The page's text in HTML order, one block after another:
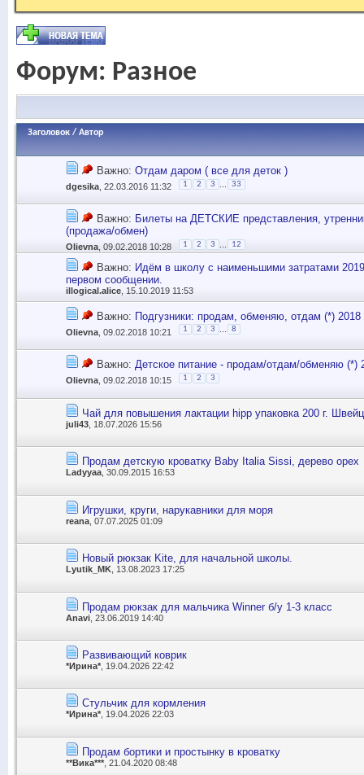
Форум: Разное
Заголовок / Автор
Важно: Отдам даром ( все для деток )
dgesika , 22.03.2016 11:32 1 2 3 33
Важно: Билеты на ДЕТСКИЕ представления,
(продажа/обмен)
Olievna , 09.02.2018 10:28 1 2 3 12
Важно: Идём в школу с наименьшими затратами
первом сообщении.
illogical.alice , 15.10.2019 11:53
Важно: Подгузники: продам, обменяю, отдам (*) 2018
Olievna , 09.02.2018 10:21 1 2 3 ... 8
Важно: Детское питание - продам/отдам/обменяю (*)
Olievna , 09.02.2018 10:15 1 2 3
Чай для повышения лактации hipp упаковка 200 г.
juli43 , 18.07.2026 15:56
Продам детскую кроватку Baby Italia Sissi, дерево орех
Ladyyaa , 30.09.2015 16:53
Игрушки, круги, нарукавники для моря
reana , 07.07.2025 01:09
Новый рюкзак Kite, для начальной школы.
Lyutik_MK , 13.08.2023 17:25
Продам рюкзак для мальчика Winner б/у 1-3 класс
Anavi , 23.06.2019 14:40
Развивающий коврик
*Ирина* , 19.04.2026 22:42
Стульчик для кормления
*Ирина*, 19.04.2026 22:03
Продам бортики и простынку в кроватку
**Вика*** , 21.04.2020 08:48